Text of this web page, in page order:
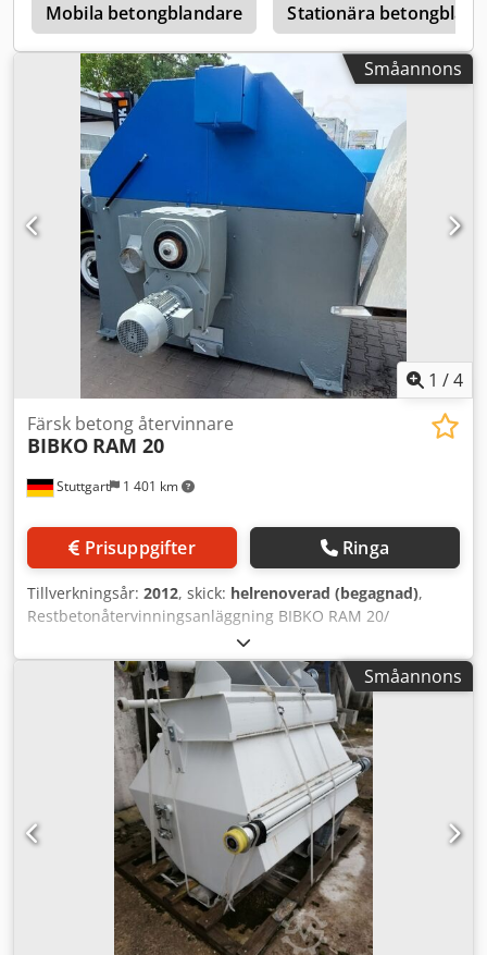
Mobila betongblandare Stationära
Småannons
1 /4
Stuttgart 1 401 km
Färsk betong återvinnare
BIBKO RAM 20
Prisuppgifter Ringa
Tillverkningsår: 2012, skick: helrenoverad (begagnad),
Restbetonåtervinningsanläggning BIBKO RAM 20/
begagnad Tillverkare: Bibko Modell: RAM 20
Tillverkningsår: 2012 Tvättkapacitet ca 12 m³/h System:
Trågbricka, tråglängd 2500 mm Separationsstorlek: 0,25
mm med utmatarskruv (förnyad) renoverad, dvs.
fullständigt överarbetad - Växellåda renoverad och tätad -
Lager utbytta Crsdpfsdvuurjx Amvsf - Skopor och skrapor
riktade Anläggningen är helt rengjord och grundmålad.
Slutlig lackering sker enligt kundens önskemål. Mot
tilläggsavgift: - 1 st inmatningstratt / begagnad - 1 st
sköljvattenomrörare med konsol / begagnad - 1 st styrning
för restbetonåtervinningsanläggning / begagnad För
helautomatisk styrning av hela återvinningsanläggningen.
- 1 st spolbom / begagnad Plats: Södra Tyskland
Erbjudandet och priser avser netto ex. plats
Småannons